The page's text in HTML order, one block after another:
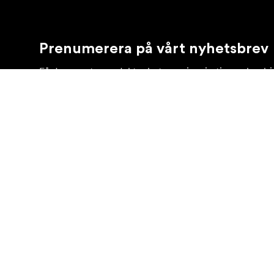
Prenumerera på vårt nyhetsbrev
Få de senaste produktnyheterna, inspiration och